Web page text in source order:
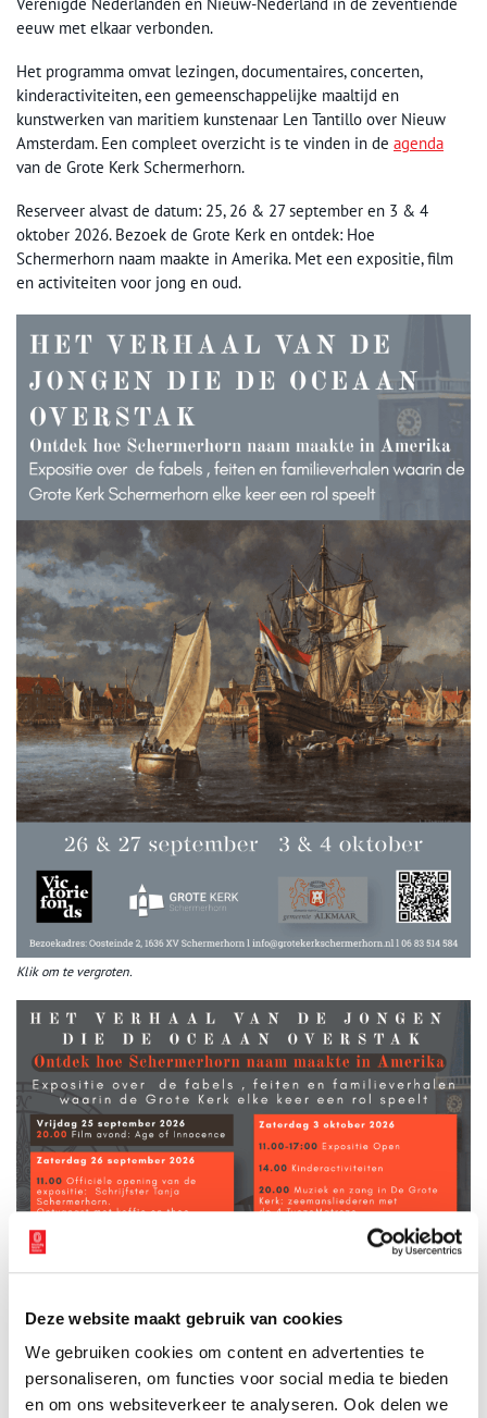
Deze website maakt gebruik van cookies
We gebruiken cookies om content en advertenties te
personaliseren, om functies voor social media te bieden
en om ons websiteverkeer te analyseren. Ook delen we
eeuw met elkaar verbonden.
Het programma omvat lezingen, documentaires, concerten,
kinderactiviteiten, een gemeenschappelijke maaltijd en
kunstwerken van maritiem kunstenaar Len Tantillo over Nieuw
Amsterdam. Een compleet overzicht is te vinden in de agenda
van de Grote Kerk Schermerhorn.
Reserveer alvast de datum: 25, 26 & 27 september en 3 & 4
oktober 2026. Bezoek de Grote Kerk en ontdek: Hoe
Schermerhorn naam maakte in Amerika. Met een expositie, film
en activiteiten voor jong en oud.
Klik om te vergroten.